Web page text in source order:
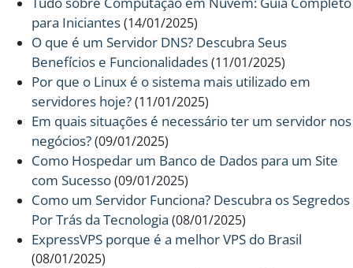
para Iniciantes(14/01/2025)
O que é um Servidor DNS? Descubra Seus
Benefícios e Funcionalidades(11/01/2025)
Por que o Linux é o sistema mais utilizado em
servidores hoje?(11/01/2025)
Em quais situações é necessário ter um servidor nos
negócios?(09/01/2025)
Como Hospedar um Banco de Dados para um Site
com Sucesso(09/01/2025)
Como um Servidor Funciona? Descubra os Segredos
Por Trás da Tecnologia (08/01/2025)
ExpressVPS porque é a melhor VPS do Brasil
(08/01/2025)